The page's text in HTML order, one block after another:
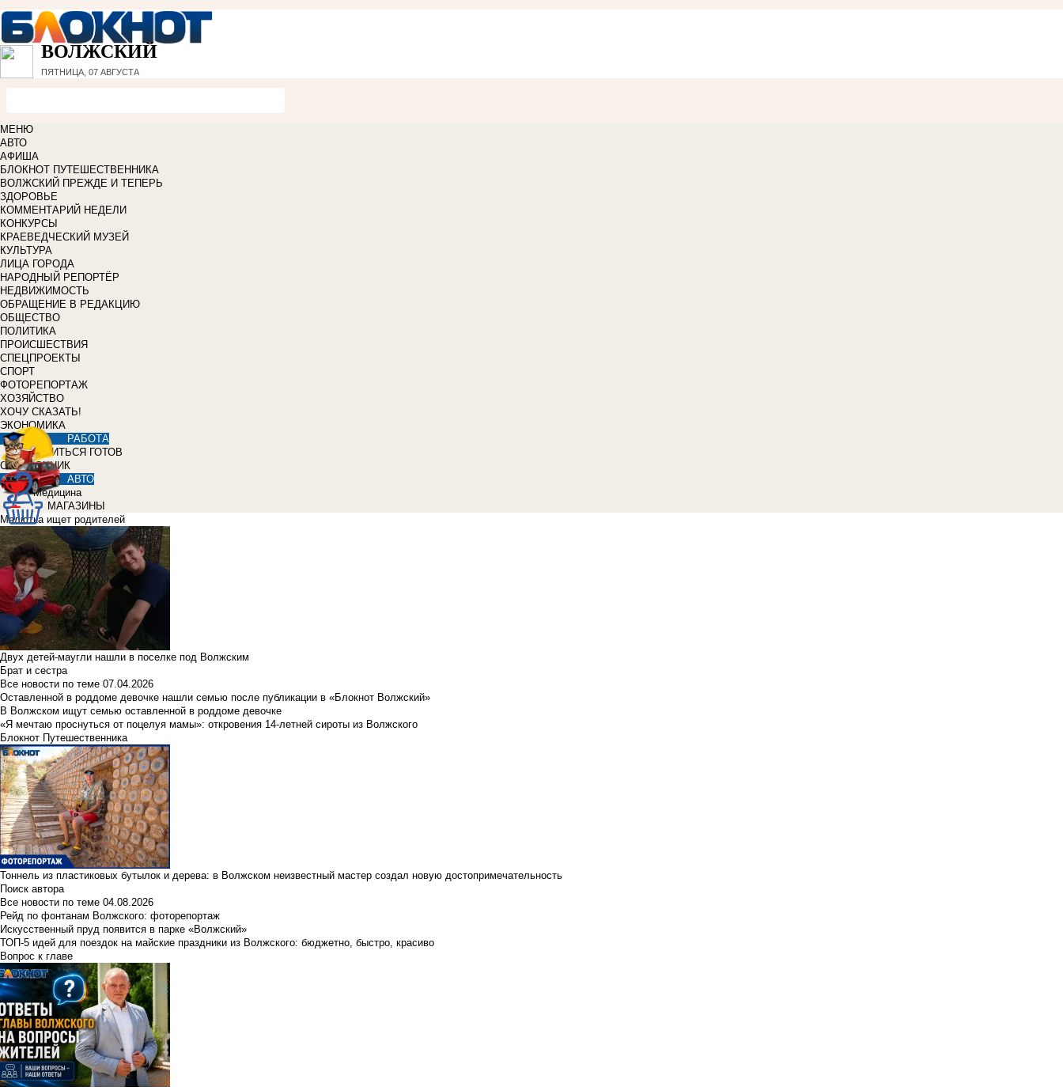
ВОЛЖСКИЙ
ПЯТНИЦА, 07 АВГУСТА
МЕНЮ
АВТО
АФИША
БЛОКНОТ ПУТЕШЕСТВЕННИКА
ВОЛЖСКИЙ ПРЕЖДЕ И ТЕПЕРЬ
ЗДОРОВЬЕ
КОММЕНТАРИЙ НЕДЕЛИ
КОНКУРСЫ
КРАЕВЕДЧЕСКИЙ МУЗЕЙ
КУЛЬТУРА
ЛИЦА ГОРОДА
НАРОДНЫЙ РЕПОРТЁР
НЕДВИЖИМОСТЬ
ОБРАЩЕНИЕ В РЕДАКЦИЮ
ОБЩЕСТВО
ПОЛИТИКА
ПРОИСШЕСТВИЯ
СПЕЦПРОЕКТЫ
СПОРТ
ФОТОРЕПОРТАЖ
ХОЗЯЙСТВО
ХОЧУ СКАЗАТЬ!
ЭКОНОМИКА
РАБОТА
УЧИТЬСЯ ГОТОВ
СПРАВОЧНИК
АВТО
Медицина
МАГАЗИНЫ
Малютка ищет родителей
Двух детей-маугли нашли в поселке под Волжским
Брат и сестра
Все новости по теме 07.04.2026
Оставленной в роддоме девочке нашли семью после публикации в «Блокнот Волжский»
В Волжском ищут семью оставленной в роддоме девочке
«Я мечтаю проснуться от поцелуя мамы»: откровения 14-летней сироты из Волжского
Блокнот Путешественника
Тоннель из пластиковых бутылок и дерева: в Волжском неизвестный мастер создал новую достопримечательность
Поиск автора
Все новости по теме 04.08.2026
Рейд по фонтанам Волжского: фоторепортаж
Искусственный пруд появится в парке «Волжский»
ТОП-5 идей для поездок на майские праздники из Волжского: бюджетно, быстро, красиво
Вопрос к главе